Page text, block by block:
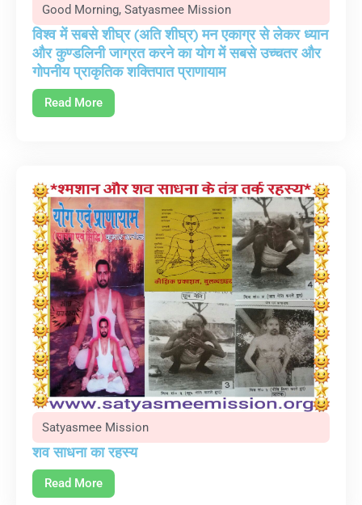
Good Morning, Satyasmee Mission
विश्व में सबसे शीघ्र (अति शीघ्र) मन एकाग्र से लेकर ध्यान
और कुण्डलिनी जाग्रत करने का योग में सबसे उच्चतर और
गोपनीय प्राकृतिक शक्तिपात प्राणायाम
Read More
Satyasmee Mission
शव साधना का रहस्य
Read More